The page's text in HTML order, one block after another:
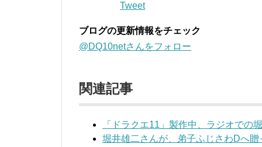
Tweet
ブログの更新情報をチェック
@DQ10netさんをフォロー
関連記事
「ドラクエ11」製作中、ラジオでの
堀井雄二さんが、弟子ふじさわDへ贈